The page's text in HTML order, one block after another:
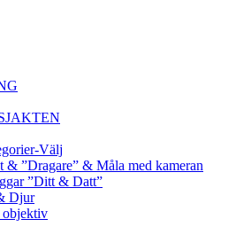
Välj
& ”Dragare” & Måla med kameran
”Ditt & Datt”
Djur
objektiv